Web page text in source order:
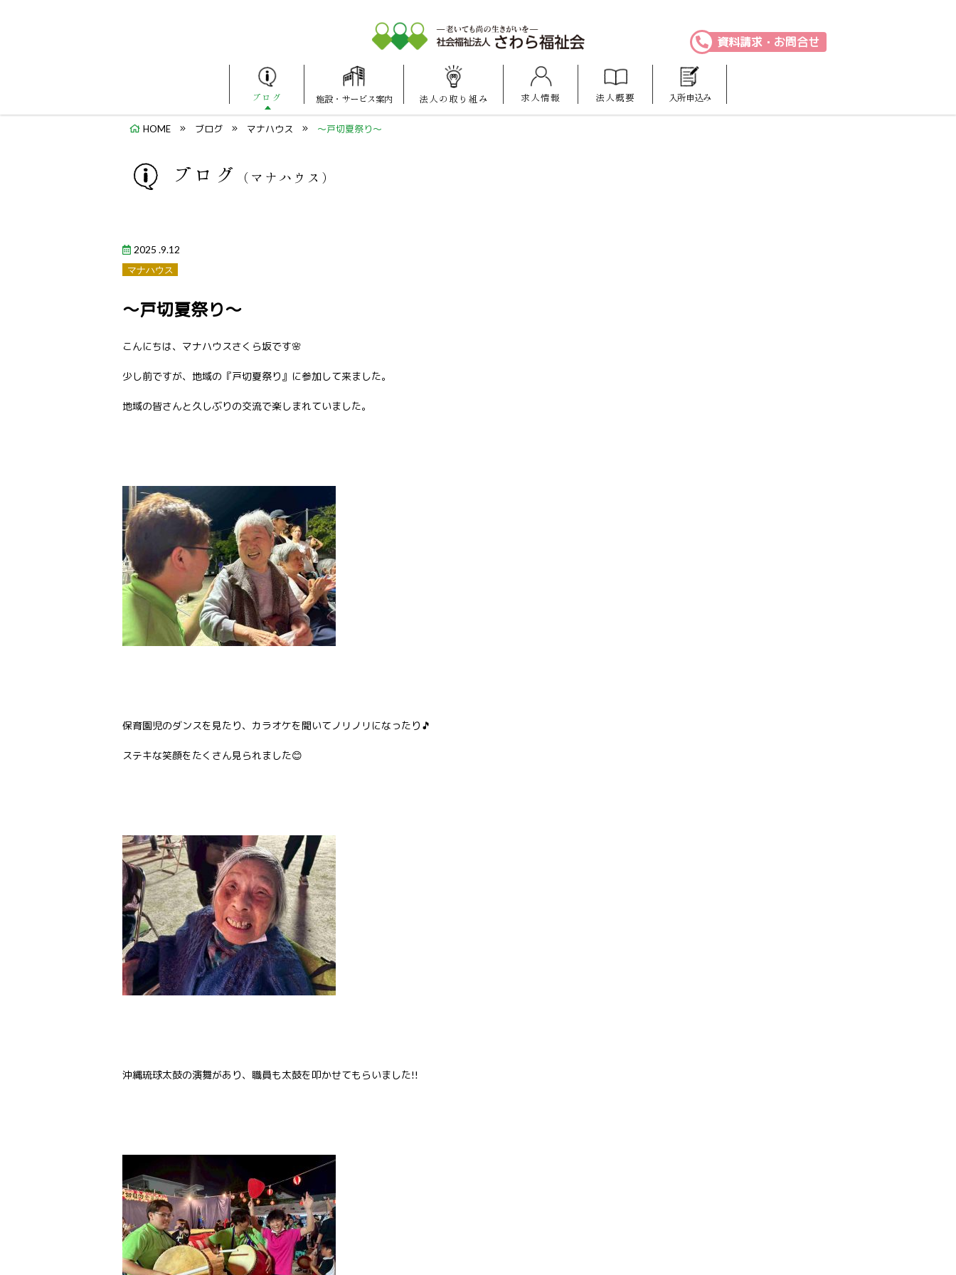
ブログ 施設・ サービス案内
マナハウス
法人の 取り組み 求人情報 法人概要 入所申込み
資料請求・お問合せ
HOME ブログ マナハウス ～戸切夏祭り～
ブログ （マナハウス）
2025 .9.12
マナハウス
～戸切夏祭り～
こんにちは、マナハウスさくら坂です🌸
少し前ですが、地域の『戸切夏祭り』に参加して来ました。
地域の皆さんと久しぶりの交流で楽しまれていました。
保育園児のダンスを見たり、カラオケを聞いてノリノリになったり🎵
ステキな笑顔をたくさん見られました😊
沖縄琉球太鼓の演舞があり、職員も太鼓を叩かせてもらいました!!